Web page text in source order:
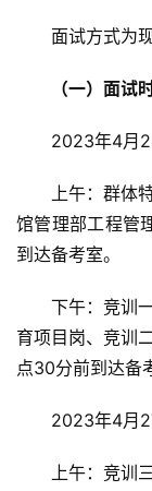
面试方式为
（一）面试
2023年4月
上午：群体
馆管理部工程管
到达备考室。
下午：竞训
育项目岗、竞训
点30分前到达备
2023年4月
上午：竞训